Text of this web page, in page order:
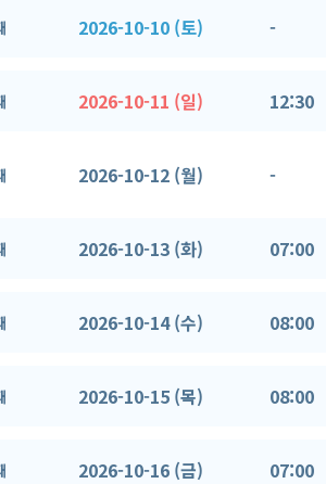
2026-10-10 (토) -
2026-10-11 (일) 12:30
2026-10-12 (월) -
2026-10-13 (화) 07:00
2026-10-14 (수) 08:00
2026-10-15 (목) 08:00
2026-10-16 (금) 07:00